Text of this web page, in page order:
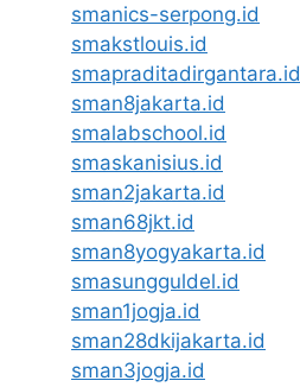
smanics-serpong.id
smakstlouis.id
smapraditadirgantara.id
sman8jakarta.id
smalabschool.id
smaskanisius.id
sman2jakarta.id
sman68jkt.id
sman8yogyakarta.id
smasungguldel.id
sman1jogja.id
sman28dkijakarta.id
sman3jogja.id